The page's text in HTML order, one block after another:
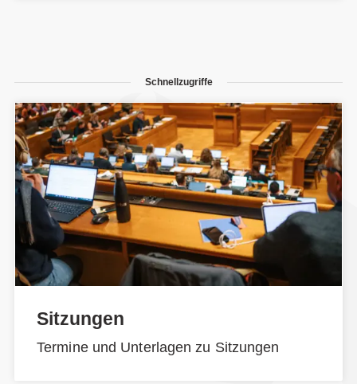
Schnellzugriffe
Sitzungen
Termine und Unterlagen zu Sitzungen